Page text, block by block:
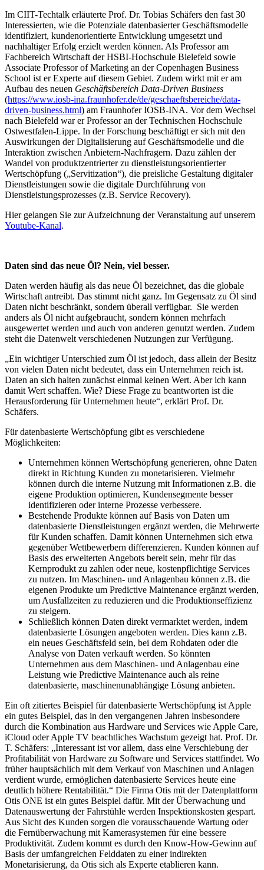
Im CIIT-Techtalk erläuterte Prof. Dr. Tobias Schäfers den fast 30
Interessierten, wie die Potenziale datenbasierter Geschäftsmodelle
identifiziert, kundenorientierte Entwicklung umgesetzt und
nachhaltiger Erfolg erzielt werden können. Als Professor am
Fachbereich Wirtschaft der HSBI-Hochschule Bielefeld sowie
Associate Professor of Marketing an der Copenhagen Business
School ist er Experte auf diesem Gebiet. Zudem wirkt mit er am
Aufbau des neuen Geschäftsbereich Data-Driven Business
(https://www.iosb-ina.fraunhofer.de/de/geschaeftsbereiche/data-
driven-business.html) am Fraunhofer IOSB-INA. Vor dem Wechsel
nach Bielefeld war er Professor an der Technischen Hochschule
Ostwestfalen-Lippe. In der Forschung beschäftigt er sich mit den
Auswirkungen der Digitalisierung auf Geschäftsmodelle und die
Interaktion zwischen Anbietern-Nachfragern. Dazu zählen der
Wandel von produktzentrierter zu dienstleistungsorientierter
Wertschöpfung („Servitization“), die preisliche Gestaltung digitaler
Dienstleistungen sowie die digitale Durchführung von
Dienstleistungsprozesses (z.B. Service Recovery).
Hier gelangen Sie zur Aufzeichnung der Veranstaltung auf unserem
Youtube-Kanal.
Daten sind das neue Öl? Nein, viel besser.
Daten werden häufig als das neue Öl bezeichnet, das die globale
Wirtschaft antreibt. Das stimmt nicht ganz. Im Gegensatz zu Öl sind
Daten nicht beschränkt, sondern überall verfügbar. Sie werden
anders als Öl nicht aufgebraucht, sondern können mehrfach
ausgewertet werden und auch von anderen genutzt werden. Zudem
steht die Datenwelt verschiedenen Nutzungen zur Verfügung.
„Ein wichtiger Unterschied zum Öl ist jedoch, dass allein der Besitz
von vielen Daten nicht bedeutet, dass ein Unternehmen reich ist.
Daten an sich halten zunächst einmal keinen Wert. Aber ich kann
damit Wert schaffen. Wie? Diese Frage zu beantworten ist die
Herausforderung für Unternehmen heute“, erklärt Prof. Dr.
Schäfers.
Für datenbasierte Wertschöpfung gibt es verschiedene
Möglichkeiten:
Unternehmen können Wertschöpfung generieren, ohne Daten
direkt in Richtung Kunden zu monetarisieren. Vielmehr
können durch die interne Nutzung mit Informationen z.B. die
eigene Produktion optimieren, Kundensegmente besser
identifizieren oder interne Prozesse verbessere.
Bestehende Produkte können auf Basis von Daten um
datenbasierte Dienstleistungen ergänzt werden, die Mehrwerte
für Kunden schaffen. Damit können Unternehmen sich etwa
gegenüber Wettbewerbern differenzieren. Kunden können auf
Basis des erweiterten Angebots bereit sein, mehr für das
Kernprodukt zu zahlen oder neue, kostenpflichtige Services
zu nutzen. Im Maschinen- und Anlagenbau können z.B. die
eigenen Produkte um Predictive Maintenance ergänzt werden,
um Ausfallzeiten zu reduzieren und die Produktionseffizienz
zu steigern.
Schließlich können Daten direkt vermarktet werden, indem
datenbasierte Lösungen angeboten werden. Dies kann z.B.
ein neues Geschäftsfeld sein, bei dem Rohdaten oder die
Analyse von Daten verkauft werden. So könnten
Unternehmen aus dem Maschinen- und Anlagenbau eine
Leistung wie Predictive Maintenance auch als reine
datenbasierte, maschinenunabhängige Lösung anbieten.
Ein oft zitiertes Beispiel für datenbasierte Wertschöpfung ist Apple
ein gutes Beispiel, das in den vergangenen Jahren insbesondere
durch die Kombination aus Hardware und Services wie Apple Care,
iCloud oder Apple TV beachtliches Wachstum gezeigt hat. Prof. Dr.
T. Schäfers: „Interessant ist vor allem, dass eine Verschiebung der
Profitabilität von Hardware zu Software und Services stattfindet. Wo
früher hauptsächlich mit dem Verkauf von Maschinen und Anlagen
verdient wurde, ermöglichen datenbasierte Services heute eine
deutlich höhere Rentabilität.“ Die Firma Otis mit der Datenplattform
Otis ONE ist ein gutes Beispiel dafür. Mit der Überwachung und
Datenauswertung der Fahrstühle werden Inspektionskosten gespart.
Aus Sicht des Kunden sorgen die vorausschauende Wartung oder
die Fernüberwachung mit Kamerasystemen für eine bessere
Produktivität. Zudem kommt es durch den Know-How-Gewinn auf
Basis der umfangreichen Felddaten zu einer indirekten
Monetarisierung, da Otis sich als Experte etablieren kann.